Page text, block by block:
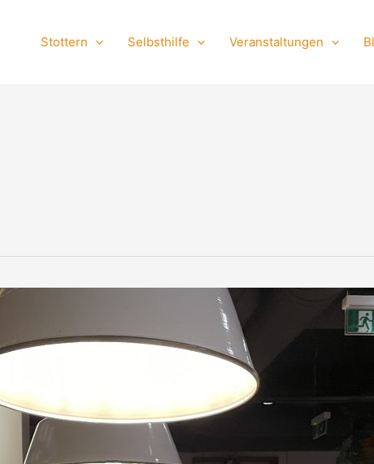
Stottern Selbsthilfe Veranstaltungen